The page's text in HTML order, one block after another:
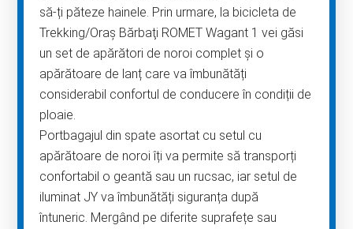
să-ți păteze hainele. Prin urmare, la bicicleta de
Trekking/Oraş Bărbaţi ROMET Wagant 1 vei găsi
un set de apărători de noroi complet și o
apărătoare de lanț care va îmbunătăți
considerabil confortul de conducere în condiții de
ploaie.
Portbagajul din spate asortat cu setul cu
apărătoare de noroi îți va permite să transporți
confortabil o geantă sau un rucsac, iar setul de
iluminat JY va îmbunătăți siguranța după
întuneric. Mergând pe diferite suprafețe sau